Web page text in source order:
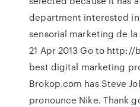
department interested
sensorial marketing de
21 Apr 2013 Go to
best digital marketing
Brokop.com has Steve
pronounce Nike. Thank